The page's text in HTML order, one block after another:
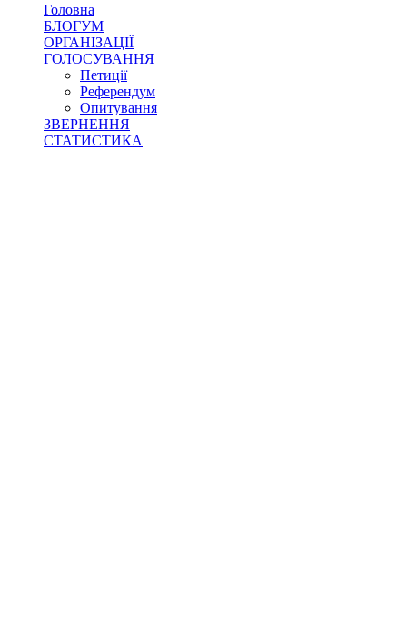
Головна
БЛОГУМ
ОРГАНІЗАЦІЇ
ГОЛОСУВАННЯ
Петиції
Референдум
Опитування
ЗВЕРНЕННЯ
СТАТИСТИКА